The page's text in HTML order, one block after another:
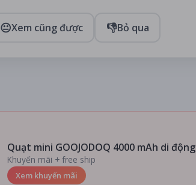
😐Xem cũng được 👎Bỏ qua
Quạt mini GOOJODOQ 4000 mAh di động
Khuyến mãi + free ship
Xem khuyến mãi